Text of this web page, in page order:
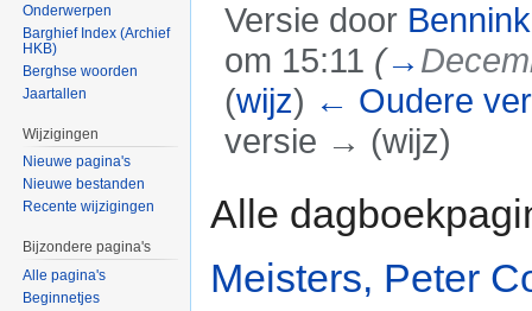
Versie door
om 15:11 (→
(wijz) ← Oudere
versie → (wijz)
Alle
Meisters, Peter
Onderwerpen
Barghief Index (Archief
HKB)
Berghse woorden
Jaartallen
Wijzigingen
Nieuwe pagina's
Nieuwe bestanden
Recente wijzigingen
Bijzondere pagina's
Alle pagina's
Beginnetjes